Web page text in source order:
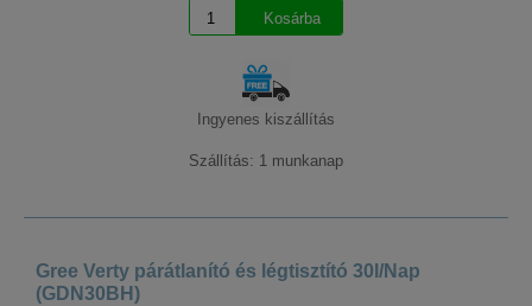
Ingyenes kiszállítás
Szállítás: 1 munkanap
Gree Verty párátlanító és légtisztító 30l/Nap
(GDN30BH)